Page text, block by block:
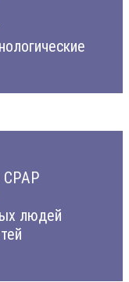
людей